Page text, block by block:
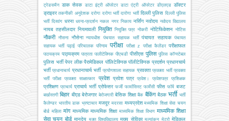
ट्रेडसमैन डाक सेवक डाटा इंट्री ऑपरेटर डाटा एंट्री ऑपरेटर डीएलएड डॉक्टर
ड्राइवर तकनीकी अनुदेशक दरोगा दरोगा भर्ती दारोगा भर्ती दिल्ली पुलिस दिल्ली पुलिस
भर्ती दिव्यांग धरना धरना-प्रदर्शन नकल नगर निकाय नर्सिंग नवोदय नवोदय विद्यालय
नायब तहसीलदार नियमावली नियुक्ति नियुक्ति पत्र नोकरी नोटिफिकेशन नोटिस
नौकरी नौसना नौसेना न्यायधीश पंचयात सहायक भर्ती पंचायत सहायक पंचायत
सहायक भर्ती पढ़ाई परिचालक परिणाम परीक्षा परीक्षा z परीक्षा कैलेंडर परीक्षाफल
पाठयक्रम पाठ्यक्रम पात्रता पालीटेक्निक पीएचडी पीसीएस पुलिस पुलिस कॉन्स्टेबल
पुलिस भर्ती पेपर लीक पैरामेडिकल पॉलिटेक्निक पॉलीटेक्निक प्रदर्शन प्रधानचार्य
भर्ती प्रधानाचार्य प्रधानाचार्य भर्ती प्रयोगशाला सहायक प्रवक्ता प्रवक्ता भर्ती प्रवक्ता
भर्ती परीक्षा
प्रवक्ता साक्षात्कार प्रवेश प्रवेश पत्र प्रवेश। प्रवेशपत्र प्रशिक्षक
प्रशिक्षण प्राचार्य प्राचार्य भर्ती प्रोफेसर फर्जी फार्मासिस्ट फार्मेसी फीस फॉर्म बजट
बर्खास्तगी बिहार बीएड बेरोजगार बेरोजगारी बेसिक शिक्षा बैंक बैंकिंग बैठक भर्ती भर्ती
कैलेण्डर भारतीय डाक भ्रष्टाचार मजदूर मदरसा मध्यप्रदेश मध्यमिक शिक्षा सेवा चयन
बोर्ड महिला मांग माध्यमिक माध्यमिक शिक्षा माध्यमिक शिक्षा विभाग माध्यमिक शिक्षा
सेवा चयन बोर्ड मानदेय मुक्त विश्वविद्यालय मुख्य सेविका मूल्यांकन मेट्रो मेडिकल